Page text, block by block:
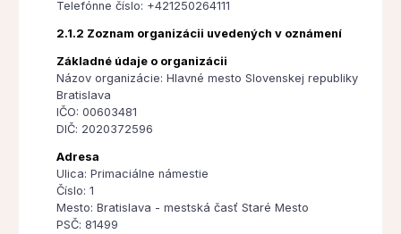
Telefónne číslo: +421250264111
2.1.2 Zoznam organizácii uvedených v oznámení
Základné údaje o organizácii
Názov organizácie: Hlavné mesto Slovenskej republiky
Bratislava
IČO: 00603481
DIČ: 2020372596
Adresa
Ulica: Primaciálne námestie
Číslo: 1
Mesto: Bratislava - mestská časť Staré Mesto
PSČ: 81499